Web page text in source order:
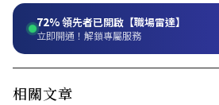
72%領先者已開啟【職場雷達】
立即開通！解鎖專屬服務
相關文章